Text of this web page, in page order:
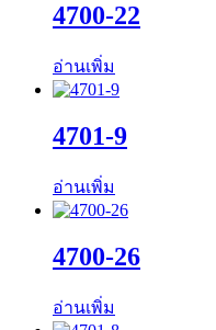
4700-22
อ่านเพิ่ม
4701-9
อ่านเพิ่ม
4700-26
อ่านเพิ่ม